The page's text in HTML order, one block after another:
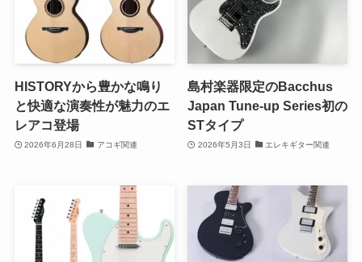
HISTORYから豊かな鳴り
と快適な演奏性が魅力のエ
レアコ登場
2026年6月28日 アコギ関連
島村楽器限定のBacchus
Japan Tune-up Series初の
STタイプ
2026年5月3日 エレキギター関連